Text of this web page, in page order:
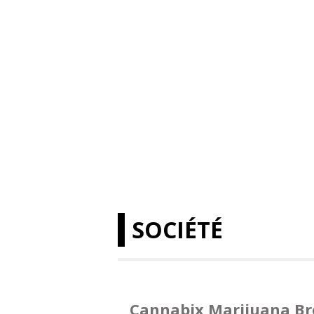
SOCIÉTÉ
Cannabix Marijuana